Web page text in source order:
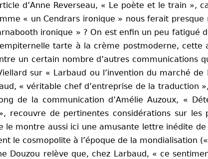
d’Anne Reverseau, « Le poète et le train »,
« un Cendrars ironique » nous ferait
ironique » ? On est enfin un peu fatigué
tarte à la crème postmoderne,
un certain nombre d’autres communications
sur « Larbaud ou l’invention du marché
« véritable chef d’entreprise de la traduction
de la communication d’Amélie Auzoux, «
recouvre de pertinentes considérations sur
montre aussi ici une amusante lettre inédite
le cosmopolite à l’époque de la mondialisation
Douzou relève que, chez Larbaud, « ce